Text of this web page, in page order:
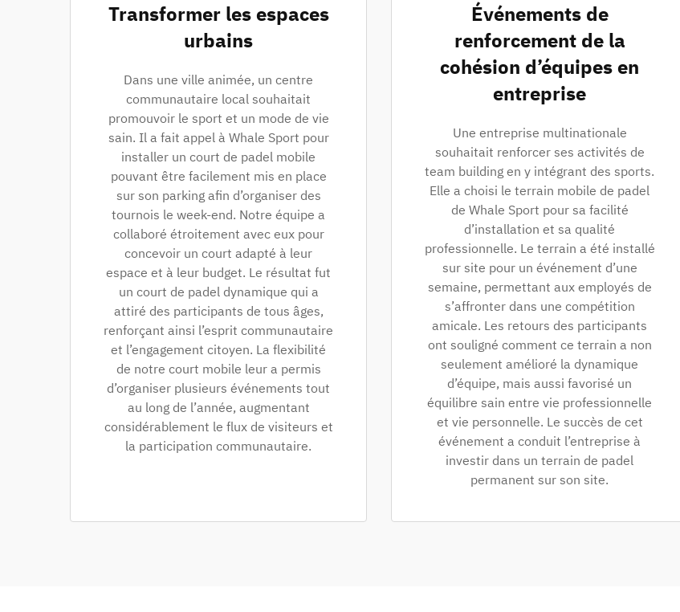
Transformer les espaces
urbains
Dans une ville animée, un centre
communautaire local souhaitait
promouvoir le sport et un mode de vie
sain. Il a fait appel à Whale Sport pour
installer un court de padel mobile
pouvant être facilement mis en place
sur son parking afin d’organiser des
tournois le week-end. Notre équipe a
collaboré étroitement avec eux pour
concevoir un court adapté à leur
espace et à leur budget. Le résultat fut
un court de padel dynamique qui a
attiré des participants de tous âges,
renforçant ainsi l’esprit communautaire
et l’engagement citoyen. La flexibilité
de notre court mobile leur a permis
d’organiser plusieurs événements tout
au long de l’année, augmentant
considérablement le flux de visiteurs et
la participation communautaire.
Événements de
renforcement de la
cohésion d’équipes en
entreprise
Une entreprise multinationale
souhaitait renforcer ses activités de
team building en y intégrant des sports.
Elle a choisi le terrain mobile de padel
de Whale Sport pour sa facilité
d’installation et sa qualité
professionnelle. Le terrain a été installé
sur site pour un événement d’une
semaine, permettant aux employés de
s’affronter dans une compétition
amicale. Les retours des participants
ont souligné comment ce terrain a non
seulement amélioré la dynamique
d’équipe, mais aussi favorisé un
équilibre sain entre vie professionnelle
et vie personnelle. Le succès de cet
événement a conduit l’entreprise à
investir dans un terrain de padel
permanent sur son site.